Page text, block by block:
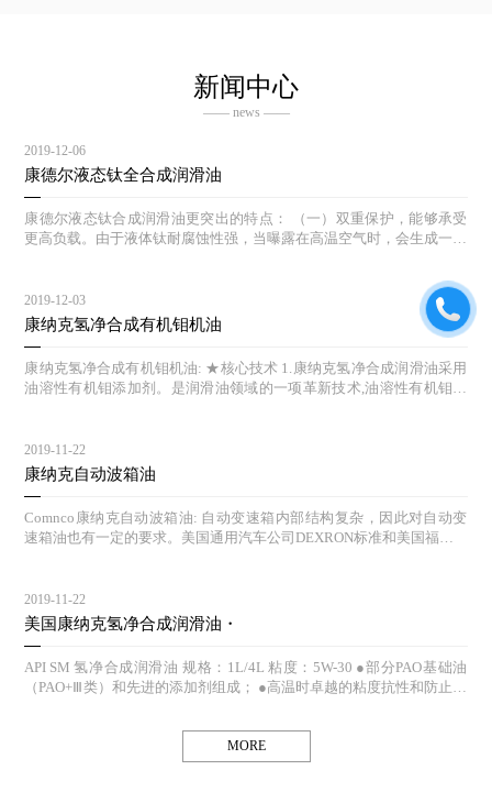
新闻中心
—— news ——
2019-12-06
康德尔液态钛全合成润滑油
康德尔液态钛合成润滑油更突出的特点： （一）双重保护，能够承受
更高负载。由于液体钛耐腐蚀性强，当曝露在高温空气时，会生成一层
钛机油能够自动追踪压力点,生成保护膜,降低发动机的磨损，更好的保
护发动机。 （二）自我修复作用 。钛作为液体金属进入发动机后，不
仅能提高发动机的抗氧化作用，而且有自我修复功能。液体钛机油在引
擎摩擦最频繁的地方形成一层保护膜，这就像给引擎磨损点加了一个抵
抗磨损的盾牌，由于它是在分子层面进行引擎保护，因而能够让引擎运
行更加长久。 测试证明康德尔液体钛机油能有效帮助减少引擎磨损： S
EQUENCE IIIG发动机按照要求模仿在炎热天气下运行的拖车：与ILSA
A发动机模仿在低温下运行的拖车：与ILSAC GF-4抗磨损保护标准相
比，添加液体钛添加剂后，可以减少引擎磨损达85%；与市面上普通版
2019-12-03
康纳克氢净合成有机钼机油
康纳克氢净合成有机钼机油: ★核心技术 1.康纳克氢净合成润滑油采用
油溶性有机钼添加剂。是润滑油领域的一项革新技术,油溶性有机钼是
使康纳克产品达到严格的欧洲、美国汽车制造商的执行标准，在正常以
及恶劣的条件下都能有效防止对发动机的磨损，并保持发动机清洁，降
低机油消耗及燃油消耗。 ★核心科技原理 1.在静止、缓和工况下，有
机钼可在机械摩擦表面形成一层具有减摩、抗磨、极压作用的物理吸附
膜，具有长期持续的抗氧化功能，从而有效的对发动机进行长效保护；
2.在高速、高温、高压苛刻的工况下，有机钼分解为纳米级的二硫化钼
2019-11-22
康纳克自动波箱油
Comnco康纳克自动波箱油: 自动变速箱内部结构复杂，因此对自动变
速箱油也有一定的要求。美国通用汽车公司DEXRON标准和美国福特M
变速箱对其工作油的粘度极其敏感，所以粘度是自动变速箱的特性之
一。不同的种类自动变速箱所需的自动变速箱粘度也是不同的。因此，
不能随意更换汽车使用的自动变速箱标准油，避免由于自动变速箱油粘
度与自动变速箱粘度要求不适应，导致出现不良反应。当使用自动变速
箱油的粘度偏大时，不仅影响变矩器的效率，而且可能造成低温启动困
难；当使用的自动变速箱油粘度偏小时，会导致液压系统的泄露增加。
使用中的一个极为重要的问题。和机油一样，油品的氧化安定性直接决
2019-11-22
美国康纳克氢净合成润滑油・
API SM 氢净合成润滑油 规格：1L/4L 粘度：5W-30 ●部分PAO基础油
（PAO+Ⅲ类）和先进的添加剂组成； ●高温时卓越的粘度抗性和防止热
油泥形成； ●优异的抗磨损、抗氧化性能； ●低挥发性，减少机油损
耗； ●发动机清洁功能优异，减少颗粒物排放； ●低粘度燃油经济型，
通过IL SAC GF-4认证； ●为涡轮增压和排放系统而设计。
MORE